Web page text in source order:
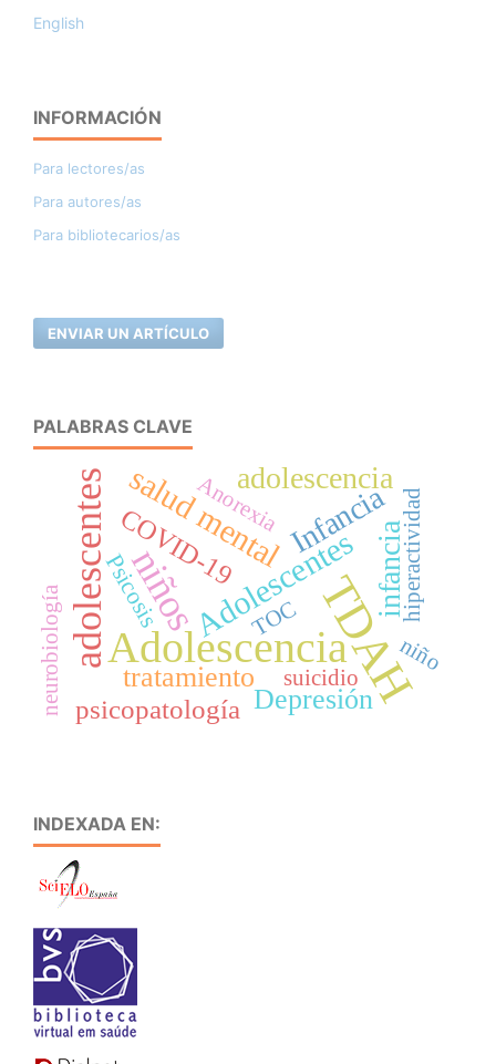
English
INFORMACIÓN
Para lectores/as
Para autores/as
Para bibliotecarios/as
ENVIAR UN ARTÍCULO
PALABRAS CLAVE
TDAH
Adolescencia
niños
adolescentes Adolescentes
salud mentalInfancia
adolescencia
infancia
tratamiento
Depresión
COVID-19
psicopatología
Psicosis TOC hiperactividad
neurobiología suicidio
Anorexia
niño
INDEXADA EN: